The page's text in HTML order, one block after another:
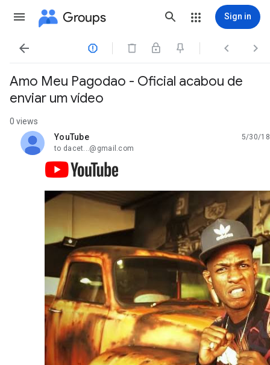
Groups Sign in
   
Amo Meu Pagodao - Oficial acabou de
enviar um vídeo
0 views
YouTube
unread,
5/30/18
to dacet...@gmail.com